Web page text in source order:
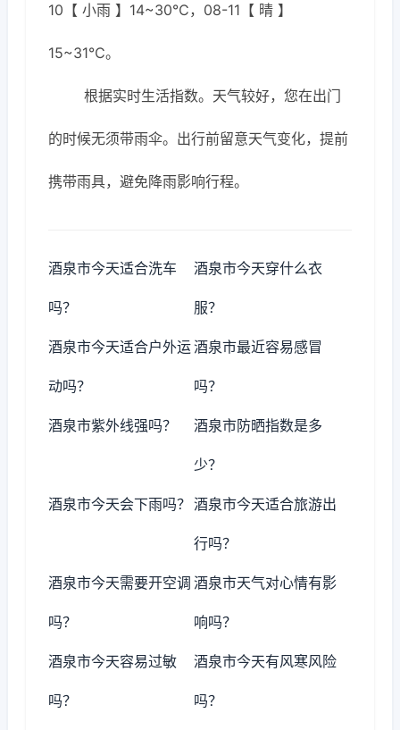
10【 小雨 】14~30℃，08-11【 晴 】
15~31℃。
根据实时生活指数。天气较好，您在出门
的时候无须带雨伞。出行前留意天气变化，提前
携带雨具，避免降雨影响行程。
酒泉市今天适合洗车
吗？
酒泉市今天穿什么衣
服？
酒泉市今天适合户外运
动吗？
酒泉市最近容易感冒
吗？
酒泉市紫外线强吗？ 酒泉市防晒指数是多
少？
酒泉市今天会下雨吗？ 酒泉市今天适合旅游出
行吗？
酒泉市今天需要开空调
吗？
酒泉市天气对心情有影
响吗？
酒泉市今天容易过敏
吗？
酒泉市今天有风寒风险
吗？